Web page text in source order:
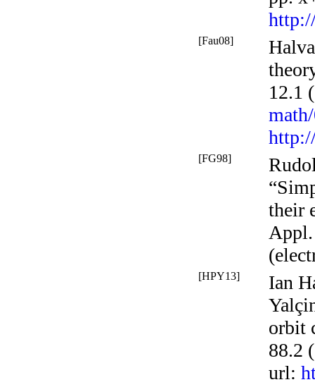
[Fau08]
12.1
[FG98]
their
Appl.
[HPY13]
Ian
orbit
88.2
url: